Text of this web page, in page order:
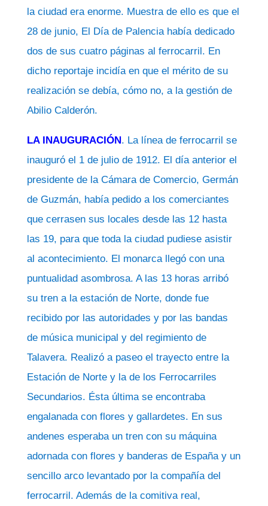
la ciudad era enorme. Muestra de ello es que el
28 de junio, El Día de Palencia había dedicado
dos de sus cuatro páginas al ferrocarril. En
dicho reportaje incidía en que el mérito de su
realización se debía, cómo no, a la gestión de
Abilio Calderón.
LA INAUGURACIÓN. La línea de ferrocarril se
inauguró el 1 de julio de 1912. El día anterior el
presidente de la Cámara de Comercio, Germán
de Guzmán, había pedido a los comerciantes
que cerrasen sus locales desde las 12 hasta
las 19, para que toda la ciudad pudiese asistir
al acontecimiento. El monarca llegó con una
puntualidad asombrosa. A las 13 horas arribó
su tren a la estación de Norte, donde fue
recibido por las autoridades y por las bandas
de música municipal y del regimiento de
Talavera. Realizó a paseo el trayecto entre la
Estación de Norte y la de los Ferrocarriles
Secundarios. Ésta última se encontraba
engalanada con flores y gallardetes. En sus
andenes esperaba un tren con su máquina
adornada con flores y banderas de España y un
sencillo arco levantado por la compañía del
ferrocarril. Además de la comitiva real,